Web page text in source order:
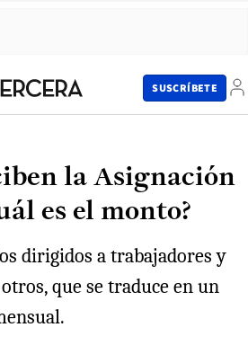
SUSCRÍBETE
la Asignación
es el monto?
dirigidos a trabajadores y
que se traduce en un